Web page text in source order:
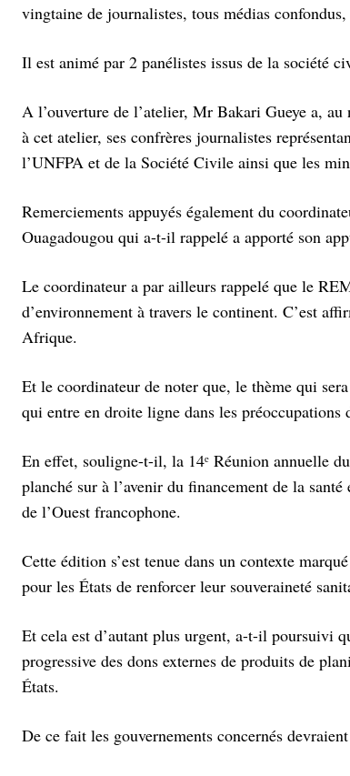
vingtaine de journalistes, tous médias
Il est animé par 2 panélistes issus de la société
A l’ouverture de l’atelier, Mr Bakari Gueye a,
à cet atelier, ses confrères journalistes
l’UNFPA et de la Société Civile ainsi que les
Remerciements appuyés également du
Ouagadougou qui a-t-il rappelé a apporté son
Le coordinateur a par ailleurs rappelé que le
d’environnement à travers le continent. C’est
Afrique.
Et le coordinateur de noter que, le thème qui
qui entre en droite ligne dans les
En effet, souligne-t-il, la 14ᵉ Réunion annuelle
planché sur à l’avenir du financement de la
de l’Ouest francophone.
Cette édition s’est tenue dans un contexte
pour les États de renforcer leur souveraineté
Et cela est d’autant plus urgent, a-t-il poursuivi
progressive des dons externes de produits de
États.
De ce fait les gouvernements concernés